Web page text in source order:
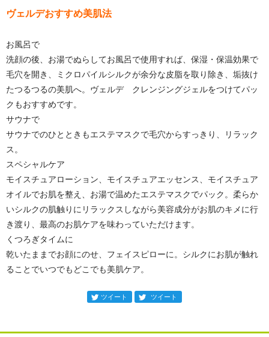
ヴェルデおすすめ美肌法
お風呂で
洗顔の後、お湯でぬらしてお風呂で使用すれば、保湿・保温効果で
毛穴を開き、ミクロパイルシルクが余分な皮脂を取り除き、垢抜け
たつるつるの美肌へ。ヴェルデ クレンジングジェルをつけてパッ
クもおすすめです。
サウナで
サウナでのひとときもエステマスクで毛穴からすっきり、リラック
ス。
スペシャルケア
モイスチュアローション、モイスチュアエッセンス、モイスチュア
オイルでお肌を整え、お湯で温めたエステマスクでパック。柔らか
いシルクの肌触りにリラックスしながら美容成分がお肌のキメに行
き渡り、最高のお肌ケアを味わっていただけます。
くつろぎタイムに
乾いたままでお顔にのせ、フェイスピローに。シルクにお肌が触れ
ることでいつでもどこでも美肌ケア。